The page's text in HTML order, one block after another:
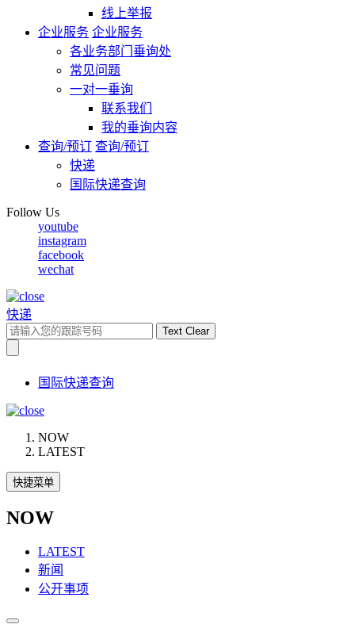
线上举报
企业服务 企业服务
各业务部门垂询处
常见问题
一对一垂询
联系我们
我的垂询内容
查询/预订 查询/预订
快递
国际快递查询
Follow Us
youtube
instagram
facebook
wechat
快递
Text Clear
国际快递查询
NOW
LATEST
快捷菜单
NOW
LATEST
新闻
公开事项